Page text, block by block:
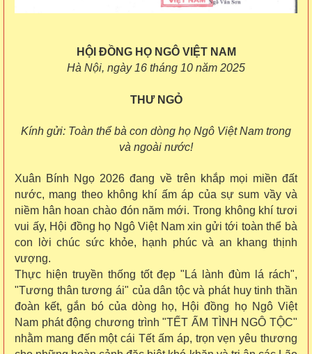
HỘI ĐỒNG HỌ NGÔ VIỆT NAM
Hà Nội, ngày 16 tháng 10 năm 2025
THƯ NGỎ
Kính gửi: Toàn thể bà con dòng họ Ngô Việt Nam trong
và ngoài nước!
Xuân Bính Ngọ 2026 đang về trên khắp mọi miền đất
nước, mang theo không khí ấm áp của sự sum vầy và
niềm hân hoan chào đón năm mới. Trong không khí tươi
vui ấy, Hội đồng họ Ngô Việt Nam xin gửi tới toàn thể bà
con lời chúc sức khỏe, hạnh phúc và an khang thịnh
vượng.
Thực hiện truyền thống tốt đẹp "Lá lành đùm lá rách",
"Tương thân tương ái" của dân tộc và phát huy tinh thần
đoàn kết, gắn bó của dòng họ, Hội đồng họ Ngô Việt
Nam phát động chương trình "TẾT ẤM TÌNH NGÔ TỘC"
nhằm mang đến một cái Tết ấm áp, trọn vẹn yêu thương